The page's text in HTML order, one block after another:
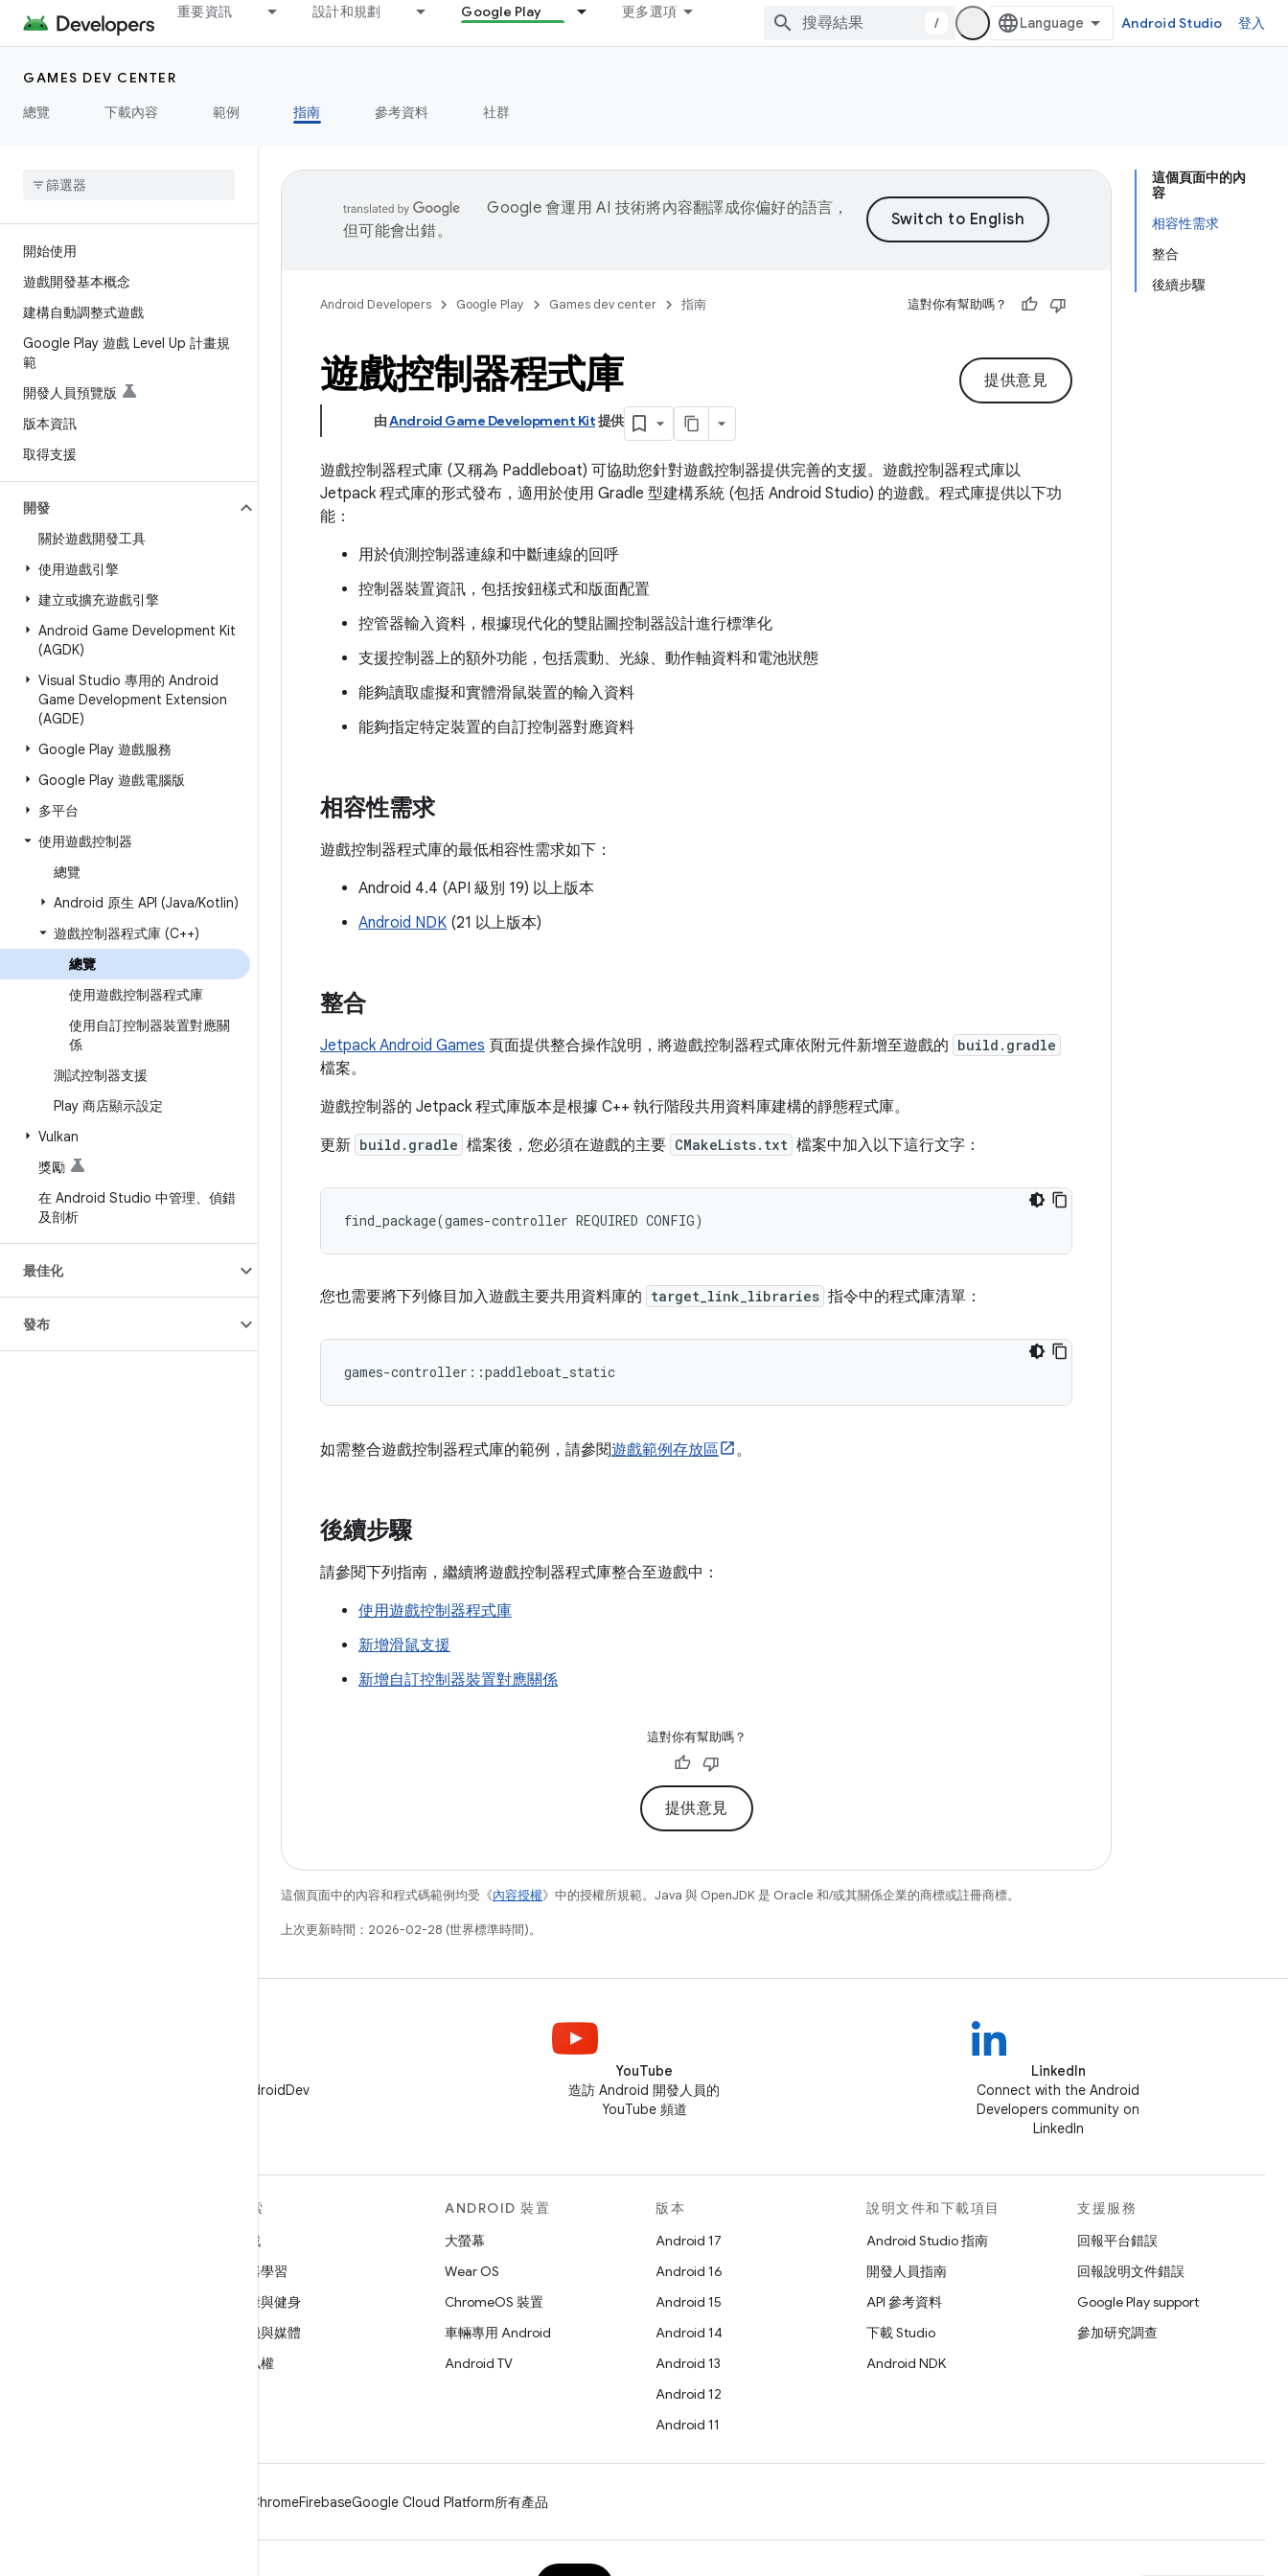
重要資訊 設計和規劃 Google Play 更多選項
/ Android Studio 登入
GAMES DEV CENTER
總覽
下載內容 範例 指南 參考資料 社群
開始使用
遊戲開發基本概念
建構自動調整式遊戲
Google Play 遊戲 Level Up 計畫規
範
開發人員預覽版
版本資訊
取得支援
開發
關於遊戲開發工具
使用遊戲引擎
建立或擴充遊戲引擎
Android Game Development Kit
(AGDK)
Visual Studio 專用的 Android
Game Development Extension
(AGDE)
Google Play 遊戲服務
Google Play 遊戲電腦版
多平台
使用遊戲控制器
總覽
Android 原生 API (Java/Kotlin)
遊戲控制器程式庫 (C++)
總覽
使用遊戲控制器程式庫
使用自訂控制器裝置對應關
係
測試控制器支援
Play 商店顯示設定
Vulkan
獎勵
在 Android Studio 中管理、偵錯
及剖析
最佳化
發布
這個頁面中的內
容
相容性需求
整合
後續步驟
Google 會運用 AI 技術將內容翻譯成你偏好的語言，
但可能會出錯。
Android Developers Google Play Games dev center 指南 這對你有幫助嗎？
提供意見
遊戲控制器程式庫
由Android Game Development Kit提供
遊戲控制器程式庫 (又稱為 Paddleboat) 可協助您針對遊戲控制器提供完善的支援。遊戲控制器程式庫以
Jetpack 程式庫的形式發布，適用於使用 Gradle 型建構系統 (包括 Android Studio) 的遊戲。程式庫提供以下功
能：
用於偵測控制器連線和中斷連線的回呼
控制器裝置資訊，包括按鈕樣式和版面配置
控管器輸入資料，根據現代化的雙貼圖控制器設計進行標準化
支援控制器上的額外功能，包括震動、光線、動作軸資料和電池狀態
能夠讀取虛擬和實體滑鼠裝置的輸入資料
能夠指定特定裝置的自訂控制器對應資料
相容性需求
遊戲控制器程式庫的最低相容性需求如下：
Android 4.4 (API 級別 19) 以上版本
Android NDK (21 以上版本)
整合
Jetpack Android Games 頁面提供整合操作說明，將遊戲控制器程式庫依附元件新增至遊戲的 build.gradle
檔案。
遊戲控制器的 Jetpack 程式庫版本是根據 C++ 執行階段共用資料庫建構的靜態程式庫。
更新 build.gradle 檔案後，您必須在遊戲的主要 CMakeLists.txt 檔案中加入以下這行文字：
find_package(games-controller REQUIRED CONFIG)
您也需要將下列條目加入遊戲主要共用資料庫的 target_link_libraries 指令中的程式庫清單：
如需整合遊戲控制器程式庫的範例，請參閱遊戲範例存放區 。
後續步驟
請參閱下列指南，繼續將遊戲控制器程式庫整合至遊戲中：
使用遊戲控制器程式庫
新增滑鼠支援
新增自訂控制器裝置對應關係
這對你有幫助嗎？
提供意見
這個頁面中的內容和程式碼範例均受《內容授權》中的授權所規範。Java 與 OpenJDK 是 Oracle 和/或其關係企業的商標或註冊商標。
上次更新時間：2026-02-28 (世界標準時間)。
在 X 中追蹤 @AndroidDev
YouTube
造訪 Android 開發人員的
YouTube 頻道
LinkedIn
Connect with the Android
Developers community on
LinkedIn
探索
遊戲
機器學習
健康與健身
相機與媒體
隱私權
ANDROID 裝置
大螢幕
Wear OS
ChromeOS 裝置
車輛專用 Android
Android TV
版本
Android 17
Android 16
Android 15
Android 14
Android 13
Android 12
Android 11
說明文件和下載項目
Android Studio 指南
開發人員指南
API 參考資料
下載 Studio
Android NDK
支援服務
回報平台錯誤
回報說明文件錯誤
Google Play support
參加研究調查
ChromeFirebaseGoogle Cloud Platform所有產品